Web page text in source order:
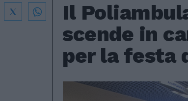
Il
scende in
per la festa